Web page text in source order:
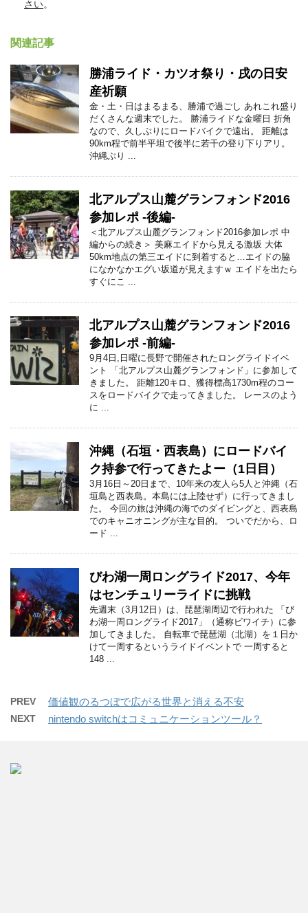
さい。
関連記事
勝浦ライド・カツオ祭り・戌の日安
産祈願
金・土・日はまるまる、勝浦で過ごし あれこれ盛り
だくさんな週末でした。 勝浦ライドな金曜日 折角
なので、久しぶりにロードバイクで遠出。 距離は
90km程で前半平坦で後半に若干の登り下りアリ。
沖縄ぶり ...
北アルプス山麓グランフォンド2016
参加レポ -後編-
＜北アルプス山麓グランフォンド2016参加レポ 中
編からの続き＞ 美麻エイドから見える激坂 大体
50km地点の第三エイドに到着すると…エイドの脇
になかなかエグい坂道が見えますｗ エイドを出たら
すぐにこ ...
北アルプス山麓グランフォンド2016
参加レポ -前編-
9月4日,日曜に長野で開催されたロングライドイベ
ント 「北アルプス山麓グランフォンド」に参加して
きました。 距離120キロ、獲得標高1730m程のコー
スをロードバイクで走ってきました。 レースのよう
に ...
沖縄（石垣・西表島）にロードバイ
ク持参で行ってきたよー（1日目）
3月16日～20日まで、10年来の友人ら5人と沖縄（石
垣島と西表島。本島には上陸せず）に行ってきまし
た。 今回の旅は沖縄の海でのダイビングと、西表島
でのキャニオニングが主な目的。 ついでだから、ロ
ード ...
びわ湖一周ロングライド2017、今年
はセンチュリーライドに挑戦
先週末（3月12日）は、琵琶湖周辺で行われた 「び
わ湖一周ロングライド2017」（通称ビワイチ）に参
加してきました。 自転車で琵琶湖（北湖）を１日か
けて一周するというライドイベントで 一周すると
148 ...
PREV 価値観のるつぼで広がる世界と消える不安
NEXT nintendo switchはコミュニケーションツール？